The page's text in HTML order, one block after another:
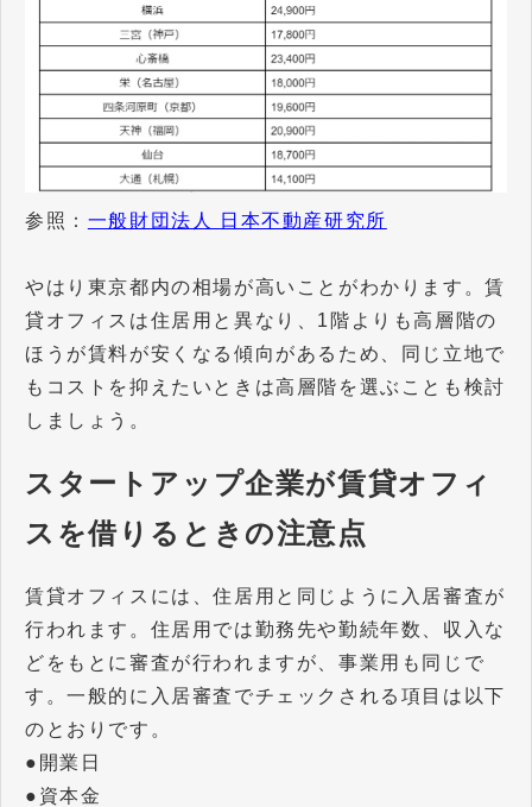
参照： 一般財団法人 日本不動産研究所
やはり東京都内の相場が高いことがわかります。賃
貸オフィスは住居用と異なり、1階よりも高層階の
ほうが賃料が安くなる傾向があるため、同じ立地で
もコストを抑えたいときは高層階を選ぶことも検討
しましょう。
スタートアップ企業が賃貸オフィ
スを借りるときの注意点
賃貸オフィスには、住居用と同じように入居審査が
行われます。住居用では勤務先や勤続年数、収入な
どをもとに審査が行われますが、事業用も同じで
す。一般的に入居審査でチェックされる項目は以下
のとおりです。
●開業日
●資本金